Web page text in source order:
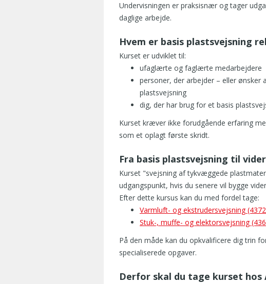
h
f
e
r
e
b
g
r
u
n
d
s
d
n
Undervisningen er praksisnær og tager
daglige arbejde.
Hvem er basis plastsvejsning
Kurset er udviklet til:
ufaglærte og faglærte medarbejdere
personer, der arbejder – eller ønsker
plastsvejsning
dig, der har brug for et basis
Kurset kræver ikke forudgående erfaring
som et oplagt første skridt.
Fra basis plastsvejsning til
Kurset "svejsning af tykvæggede
udgangspunkt, hvis du senere vil bygge
Efter dette kursus kan du med fordel tage:
Varmluft- og ekstrudersvejsning
Stuk-, muffe- og elektorsvejsning
På den måde kan du opkvalificere dig trin
specialiserede opgaver.
Derfor skal du tage kurset hos